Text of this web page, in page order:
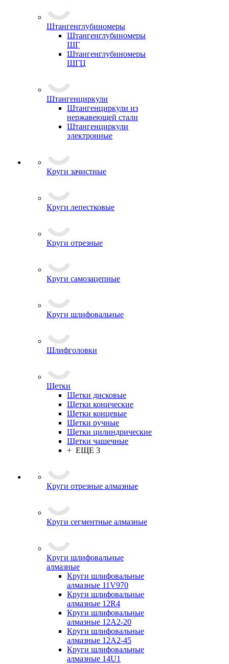
Штангенглубиномеры
Штангенглубиномеры
ШГ
Штангенглубиномеры
ШГЦ
Штангенциркули
Штангенциркули из
нержавеющей стали
Штангенциркули
электронные
Круги зачистные
Круги лепестковые
Круги отрезные
Круги самозацепные
Круги шлифовальные
Шлифголовки
Щетки
Щетки дисковые
Щетки конические
Щетки концевые
Щетки ручные
Щетки цилиндрические
Щетки чашечные
+ ЕЩЕ 3
Круги отрезные алмазные
Круги сегментные алмазные
Круги шлифовальные
алмазные
Круги шлифовальные
алмазные 11V970
Круги шлифовальные
алмазные 12R4
Круги шлифовальные
алмазные 12А2-20
Круги шлифовальные
алмазные 12А2-45
Круги шлифовальные
алмазные 14U1